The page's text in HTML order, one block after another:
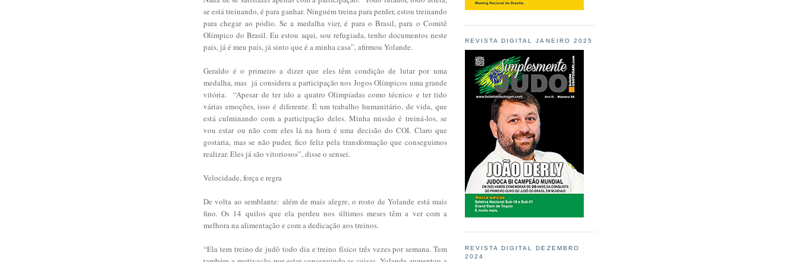
se está treinando, é para ganhar. Ninguém treina para perder, estou treinando
para chegar ao pódio. Se a medalha vier, é para o Brasil, para o Comitê
Olímpico do Brasil. Eu estou aqui, sou refugiada, tenho documentos neste
país, já é meu país, já sinto que é a minha casa”, afirmou Yolande.
Geraldo é o primeiro a dizer que eles têm condição de lutar por uma
medalha, mas já considera a participação nos Jogos Olímpicos uma grande
vitória. “Apesar de ter ido a quatro Olimpíadas como técnico e ter tido
várias emoções, isso é diferente. É um trabalho humanitário, de vida, que
está culminando com a participação deles. Minha missão é treiná-los, se
vou estar ou não com eles lá na hora é uma decisão do COI. Claro que
gostaria, mas se não puder, fico feliz pela transformação que conseguimos
realizar. Eles já são vitoriosos”, disse o sensei.
Velocidade, força e regra
De volta ao semblante: além de mais alegre, o rosto de Yolande está mais
fino. Os 14 quilos que ela perdeu nos últimos meses têm a ver com a
melhora na alimentação e com a dedicação aos treinos.
“Ela tem treino de judô todo dia e treino físico três vezes por semana. Tem
REVISTA DIGITAL JANEIRO 2025
REVISTA DIGITAL DEZEMBRO
2024